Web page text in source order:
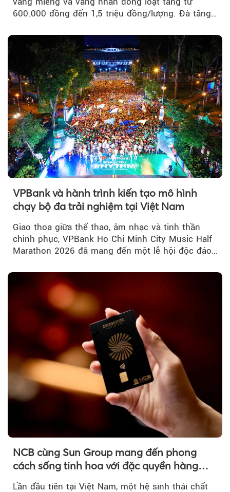
600.000 đồng đến 1,5 triệu đồng/lượng. Đà tăng
vàng thế giới bứt phá lên mức cao nhất trong
một tháng.
VPBank và hành trình kiến tạo mô hình
chạy bộ đa trải nghiệm tại Việt Nam
Giao thoa giữa thể thao, âm nhạc và tinh thần
chinh phục, VPBank Ho Chi Minh City Music Half
Marathon 2026 đã mang đến một lễ hội độc đáo
NCB cùng Sun Group mang đến phong
cách sống tinh hoa với đặc quyền hàng
Lần đầu tiên tại Việt Nam, một hệ sinh thái chất